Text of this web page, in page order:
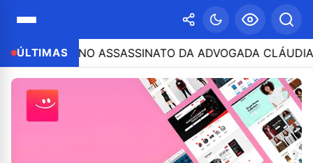
ÚLTIMASNO ASSASSINATO DA ADVOGADA CLÁUDIA